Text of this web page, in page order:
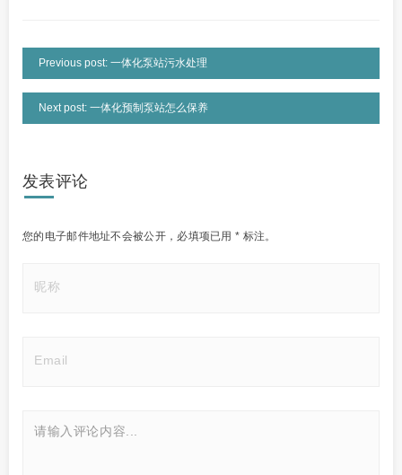
Previous post: 一体化泵站污水处理
Next post: 一体化预制泵站怎么保养
发表评论
您的电子邮件地址不会被公开， 必填项已用* 标注。